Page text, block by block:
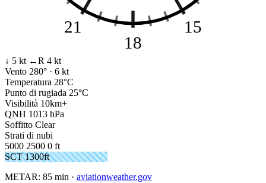
15
18
21
↓ 5 kt ←R 4 kt
Vento 280° · 6 kt
Temperatura 28°C
Punto di rugiada 25°C
Visibilità 10km+
QNH 1013 hPa
Soffitto Clear
Strati di nubi
5000 2500 0 ft
SCT 1300ft
METAR: 85 min · aviationweather.gov